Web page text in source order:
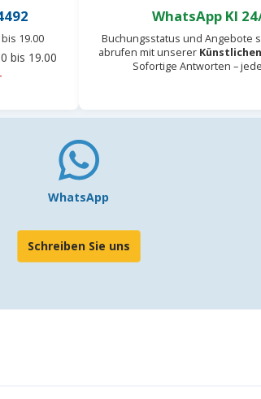
19.00
bis 19.00
WhatsApp KI
Buchungsstatus und Angebote
abrufen mit unserer
Sofortige Antworten –
WhatsApp
Schreiben Sie uns